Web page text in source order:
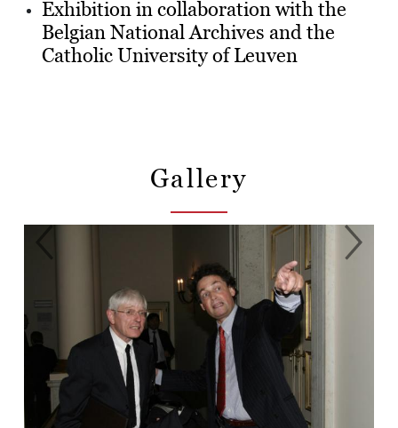
Exhibition in collaboration with the
Belgian National Archives and the
Catholic University of Leuven
Gallery
Next